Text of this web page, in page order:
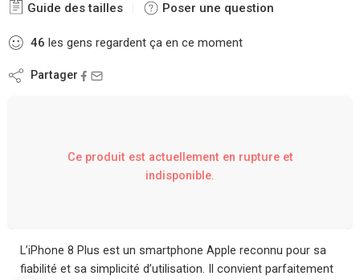
Guide des tailles Poser une question
46 les gens regardent ça en ce moment
Partager
Ce produit est actuellement en rupture et
indisponible.
L’iPhone 8 Plus est un smartphone Apple reconnu pour sa
fiabilité et sa simplicité d’utilisation. Il convient parfaitement